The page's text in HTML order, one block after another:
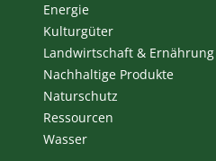
Energie
Kulturgüter
Landwirtschaft & Ernährung
Nachhaltige Produkte
Naturschutz
Ressourcen
Wasser